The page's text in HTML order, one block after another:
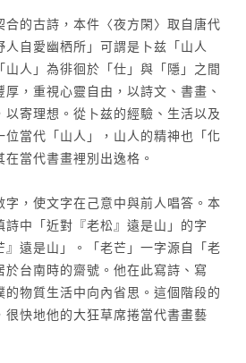
合的古詩，本件〈夜方閑〉取自唐代
自愛幽栖所」可謂是卜兹「山人
人」為徘徊於「仕」與「隱」之間
，重視心靈自由，以詩文、書畫、
寄理想。從卜兹的經驗、生活以及
位當代「山人」，山人的精神也「化
當代書畫裡別出逸格。
字，使文字在己意中與前人唱答。本
中「近對『老松』遠是山」的字
遠是山」。「老芒」一字源自「老
台南時的齋號。他在此寫詩、寫
物質生活中向內省思。這個階段的
很快地他的大狂草席捲當代書畫藝